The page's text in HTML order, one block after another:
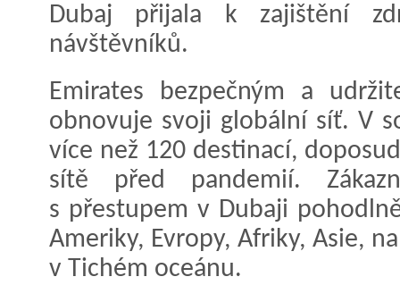
Dubaj přijala k zajištění
návštěvníků.
Emirates bezpečným a
obnovuje svoji globální síť. V
více než 120 destinací,
sítě před pandemií.
s přestupem v Dubaji
Ameriky, Evropy, Afriky, Asie,
v Tichém oceánu.